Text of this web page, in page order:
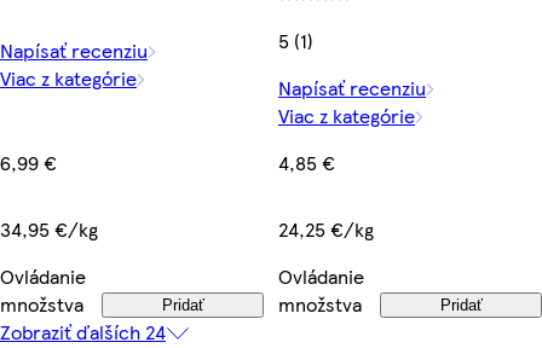
Napísať recenziu
Viac z kategórie
6,99 €
34,95 €/kg
Ovládanie
množstva
Pridať
5 (1)
Napísať recenziu
Viac z kategórie
4,85 €
24,25 €/kg
Ovládanie
množstva
Pridať
Zobraziť ďalších 24